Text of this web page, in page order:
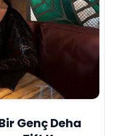
Genç Deha